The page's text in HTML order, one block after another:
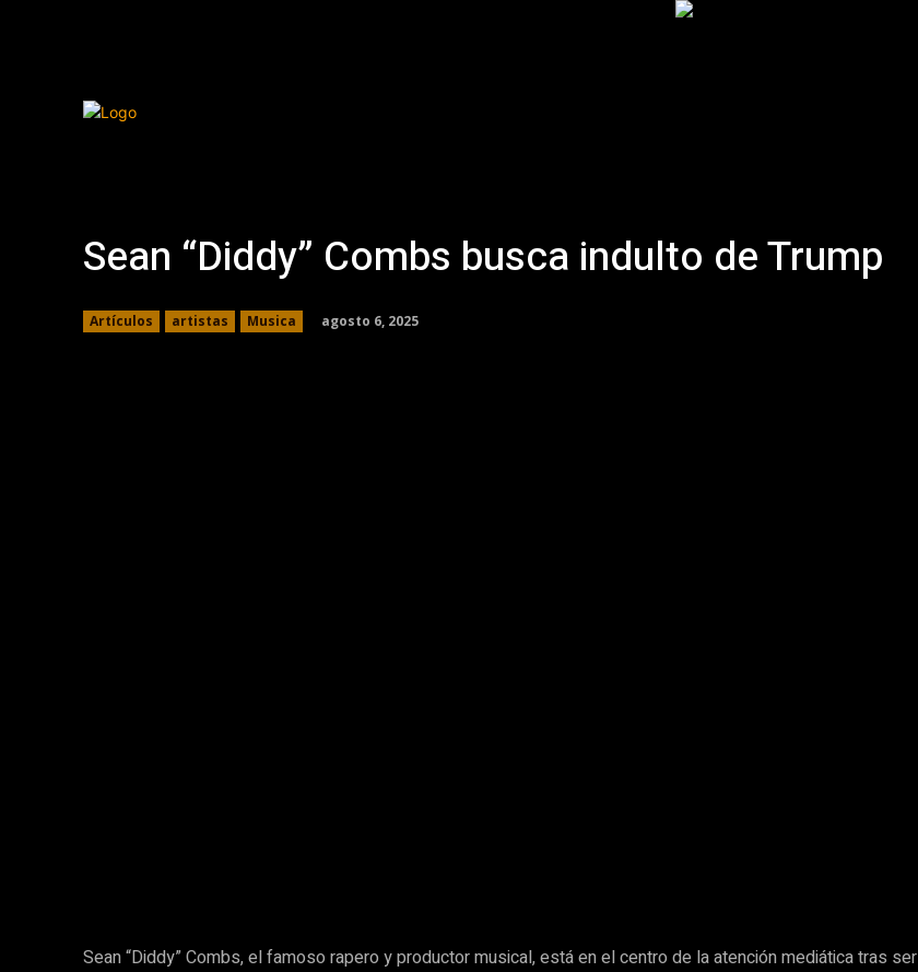
Sean “Diddy” Combs busca indulto de Trump
Artículos artistas Musica agosto 6, 2025
Sean “Diddy” Combs, el famoso rapero y productor musical, está en el centro de la atención mediática tras ser